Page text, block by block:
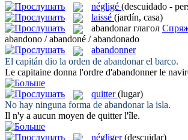
négligé (descuidado -
laissé (jardín, casa)
abandonar глагол
abandono / abandoné / abandonado
abandonner
El capitán dio la orden de abandonarel barco.
Le capitaine donna l'ordre d'abandonnerle
quitter (lugar)
No hay ninguna forma de abandonarla isla.
Il n'y a aucun moyen de quitterl'île.
négliger (descuidar)